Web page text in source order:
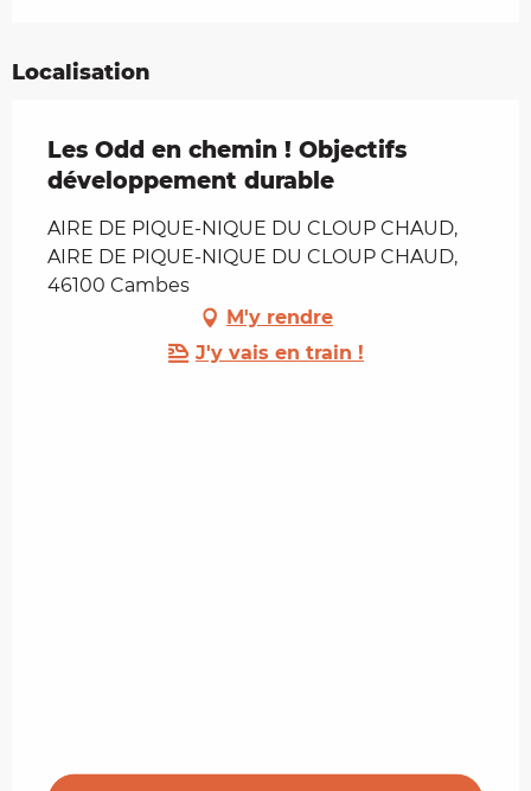
Localisation
Les Odd en chemin ! Objectifs
développement durable
AIRE DE PIQUE-NIQUE DU CLOUP CHAUD,
AIRE DE PIQUE-NIQUE DU CLOUP CHAUD,
46100 Cambes
M'y rendre
J'y vais en train !